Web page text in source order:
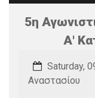
5η
Α'
Saturday,
Αναστασίου